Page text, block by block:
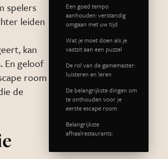
spelers
leiden
kan
En geloof
room
de
Een goed tempo
aanhouden: verstandig
omgaan met uw tijd
Wat je moet doen als je
vastzit aan een puzzel
De rol van de gamemaster:
luisteren en leren
De belangrijkste dingen om
te onthouden voor je
eerste escape room
Belangrijkste
afhaalrestaurants: